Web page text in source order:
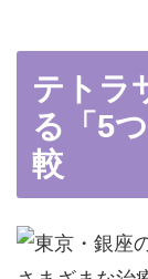
テトラ
る「5
較